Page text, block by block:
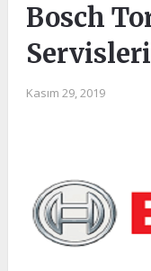
Bosch
Servisleri
Kasım 29, 2019